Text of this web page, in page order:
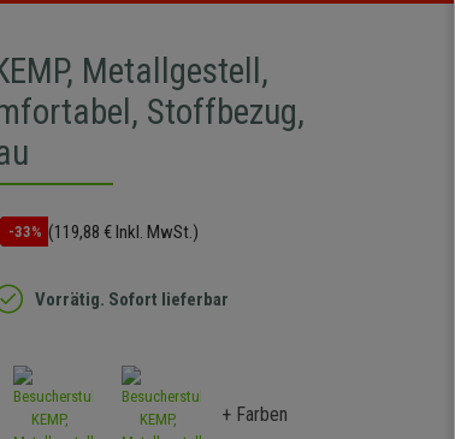
Metallgestell,
Stoffbezug,
-33% (119,88 € Inkl. MwSt.)
Vorrätig. Sofort lieferbar
+ Farben